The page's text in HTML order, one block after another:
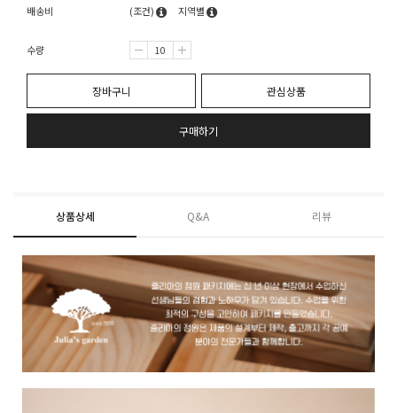
배송비
(조건) 지역별
수량
장바구니 관심상품
구매하기
상품상세 Q&A 리뷰